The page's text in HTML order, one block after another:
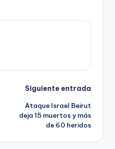
Siguiente entrada
Ataque Israel Beirut
deja 15 muertos y más
de 60 heridos